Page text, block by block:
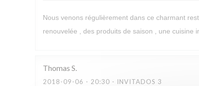
Nous venons régulièrement dans ce charmant
renouvelée , des produits de saison , une cuisine
Thomas S
2018-09-06 - 20:30 - INVITADOS 3